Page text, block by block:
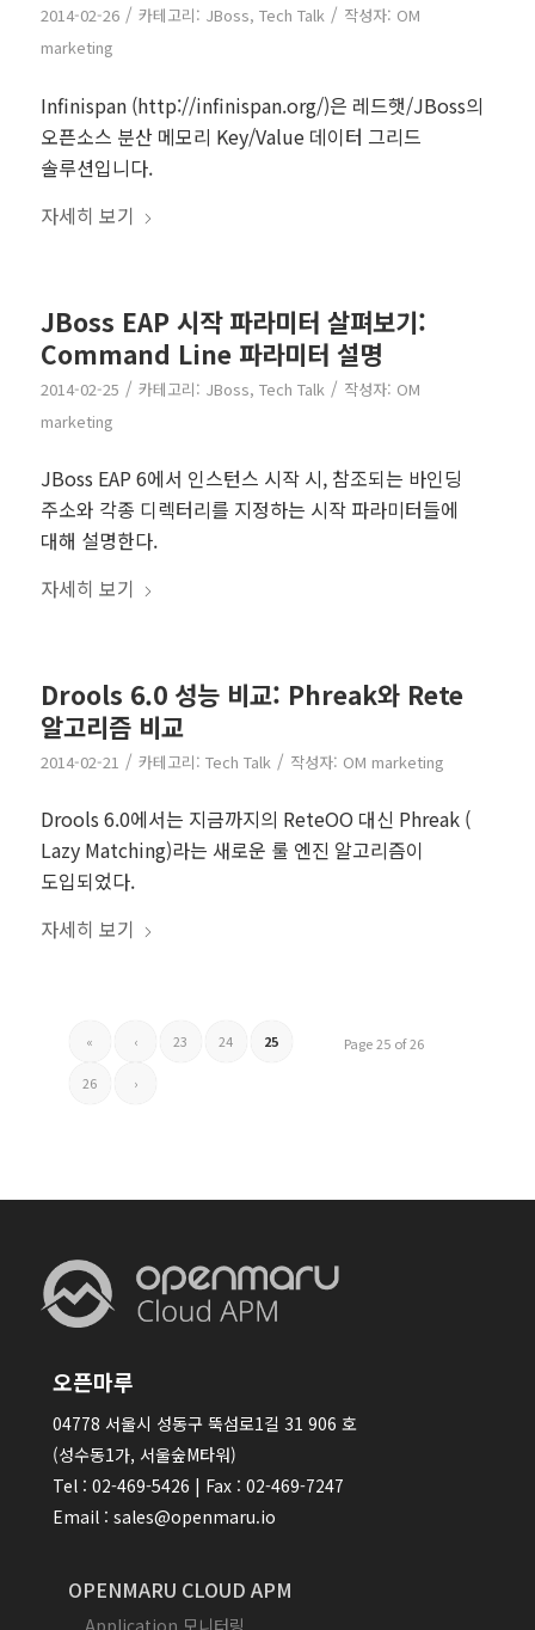
2014-02-26 / 카테고리: JBoss, Tech Talk / 작성자: OM
marketing
Infinispan (http://infinispan.org/)은 레드햇/JBoss의
오픈소스 분산 메모리 Key/Value 데이터 그리드
솔루션입니다.
자세히 보기
JBoss EAP 시작 파라미터 살펴보기:
Command Line 파라미터 설명
2014-02-25 / 카테고리: JBoss, Tech Talk / 작성자: OM
marketing
JBoss EAP 6에서 인스턴스 시작 시, 참조되는 바인딩
주소와 각종 디렉터리를 지정하는 시작 파라미터들에
대해 설명한다.
자세히 보기
Drools 6.0 성능 비교: Phreak와 Rete
알고리즘 비교
2014-02-21 / 카테고리: Tech Talk / 작성자: OM marketing
Drools 6.0에서는 지금까지의 ReteOO 대신 Phreak (
Lazy Matching)라는 새로운 룰 엔진 알고리즘이
도입되었다.
자세히 보기
Page 25 of 26
« ‹ 23 24 25
26 ›
오픈마루
04778 서울시 성동구 뚝섬로1길 31 906 호
(성수동1가, 서울숲M타워)
Tel : 02-469-5426 | Fax : 02-469-7247
Email : sales@openmaru.io
OPENMARU CLOUD APM